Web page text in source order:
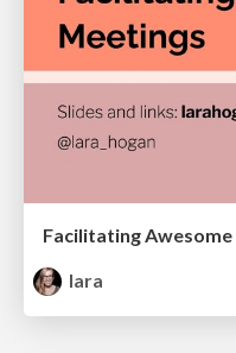
Facilitating
lara